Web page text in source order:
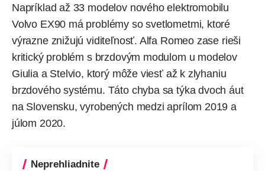
Napríklad až 33 modelov nového elektromobilu
Volvo EX90 má problémy so svetlometmi, ktoré
výrazne znižujú viditeľnosť. Alfa Romeo zase rieši
kritický problém s brzdovým modulom u modelov
Giulia a Stelvio, ktorý môže viesť až k zlyhaniu
brzdového systému. Táto chyba sa týka dvoch áut
na Slovensku, vyrobených medzi aprílom 2019 a
júlom 2020.
Neprehliadnite